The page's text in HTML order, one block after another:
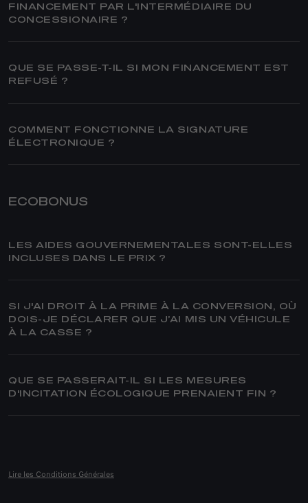
FINANCEMENT PAR L'INTERMÉDIAIRE DU
CONCESSIONAIRE ?
QUE SE PASSE-T-IL SI MON FINANCEMENT EST
REFUSÉ ?
COMMENT FONCTIONNE LA SIGNATURE
ÉLECTRONIQUE ?
ECOBONUS
LES AIDES GOUVERNEMENTALES SONT-ELLES
INCLUSES DANS LE PRIX ?
SI J'AI DROIT À LA PRIME À LA CONVERSION, OÙ
DOIS-JE DÉCLARER QUE J’AI MIS UN VÉHICULE
À LA CASSE ?
QUE SE PASSERAIT-IL SI LES MESURES
D'INCITATION ÉCOLOGIQUE PRENAIENT FIN ?
Lire les Conditions Générales